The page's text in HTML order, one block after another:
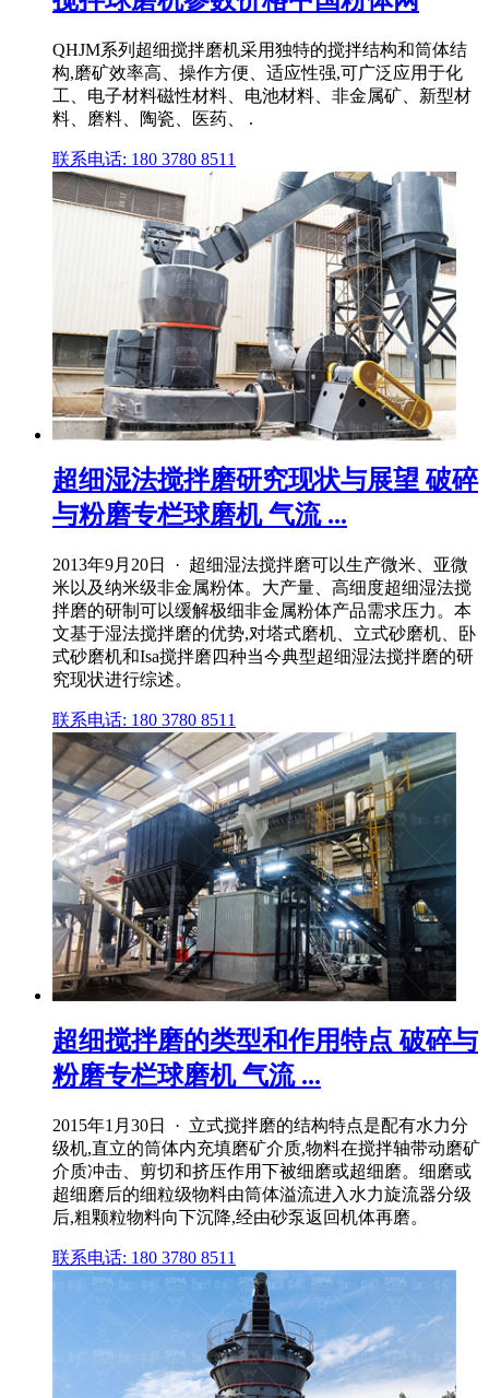
QHJM系列超细搅拌磨机采用独特的搅拌结构和筒体结
构,磨矿效率高、操作方便、适应性强,可广泛应用于化
工、电子材料磁性材料、电池材料、非金属矿、新型材
料、磨料、陶瓷、医药、 .
联系电话: 180 3780 8511
超细湿法搅拌磨研究现状与展望 破碎
与粉磨专栏球磨机 气流 ...
2013年9月20日 · 超细湿法搅拌磨可以生产微米、亚微
米以及纳米级非金属粉体。大产量、高细度超细湿法搅
拌磨的研制可以缓解极细非金属粉体产品需求压力。本
文基于湿法搅拌磨的优势,对塔式磨机、立式砂磨机、卧
式砂磨机和Isa搅拌磨四种当今典型超细湿法搅拌磨的研
究现状进行综述。
联系电话: 180 3780 8511
超细搅拌磨的类型和作用特点 破碎与
粉磨专栏球磨机 气流 ...
2015年1月30日 · 立式搅拌磨的结构特点是配有水力分
级机,直立的筒体内充填磨矿介质,物料在搅拌轴带动磨矿
介质冲击、剪切和挤压作用下被细磨或超细磨。细磨或
超细磨后的细粒级物料由筒体溢流进入水力旋流器分级
后,粗颗粒物料向下沉降,经由砂泵返回机体再磨。
联系电话: 180 3780 8511